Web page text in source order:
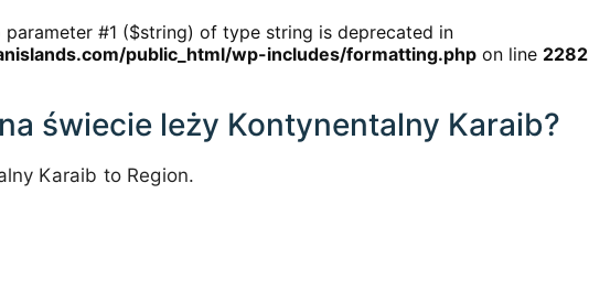
parameter #1 ($string) of type string is deprecated in
public_html/wp-includes/formatting.php on line 2282
świecie leży Kontynentalny Karaib?
Karaib to Region.